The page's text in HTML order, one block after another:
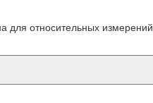
для относительных измерений